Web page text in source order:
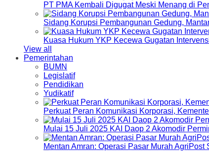
PT PMA Kembali Digugat Meski Menang di
Sidang Korupsi Pembangunan Gedung,
Kuasa Hukum YKP Kecewa Gugatan
View all
Pemerintahan
BUMN
Legislatif
Pendidikan
Yudikatif
Perkuat Peran Komunikasi Korporasi,
Mulai 15 Juli 2025 KAI Daop 2 Akomodir
Mentan Amran: Operasi Pasar Murah